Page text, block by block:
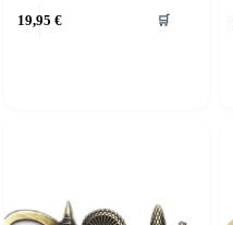
19,95 € 🛒